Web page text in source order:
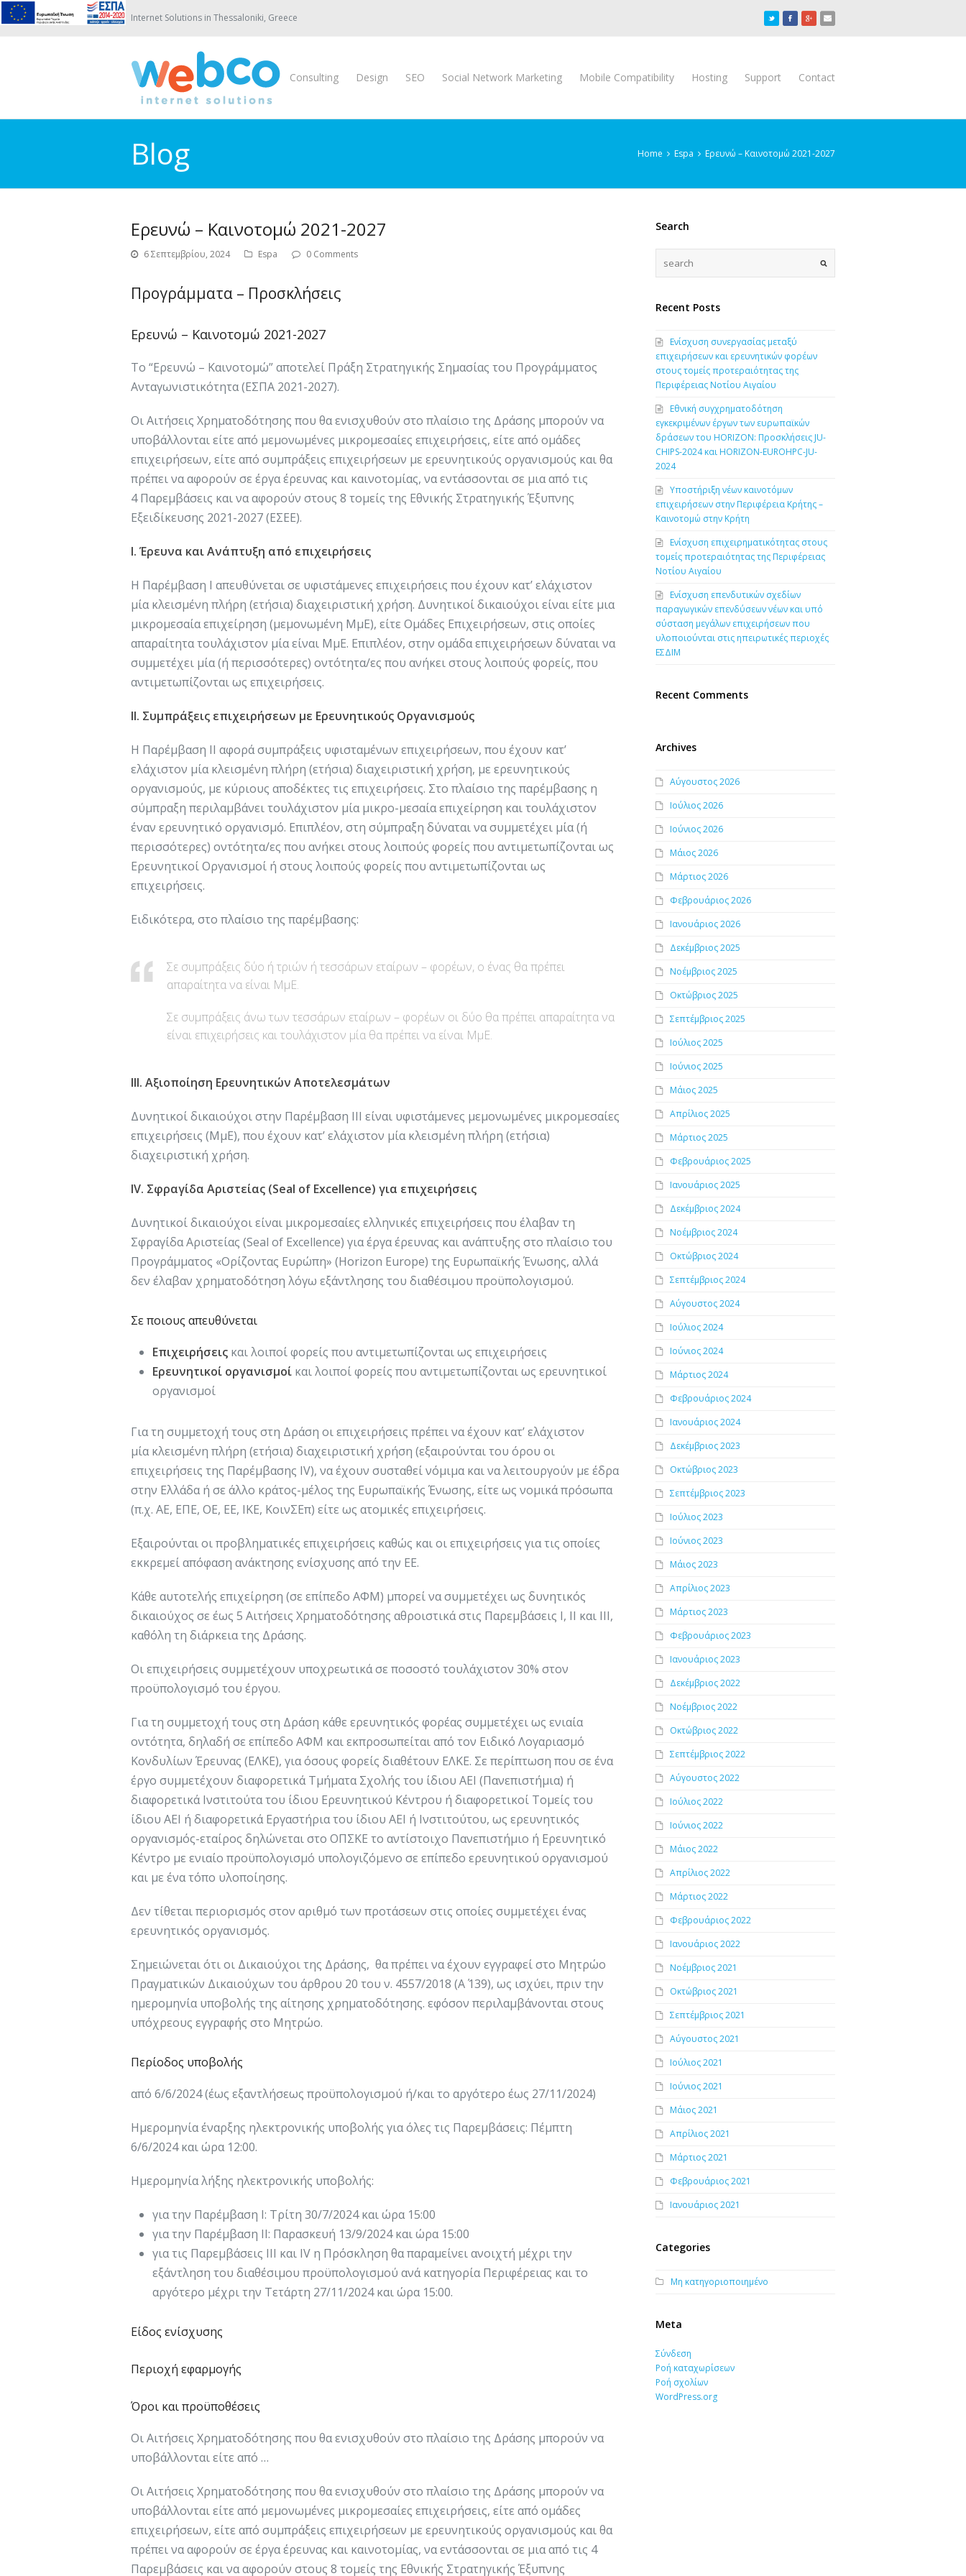
Internet Solutions in Thessaloniki, Greece
Consulting Design SEO Social Network Marketing Mobile Compatibility Hosting Support Contact
Blog Home Espa Ερευνώ – Καινοτομώ 2021-2027
Ερευνώ – Καινοτομώ 2021-2027
6 Σεπτεμβρίου, 2024 Espa 0 Comments
Προγράμματα – Προσκλήσεις
Ερευνώ – Καινοτομώ 2021-2027
Το “Ερευνώ – Καινοτομώ” αποτελεί Πράξη Στρατηγικής Σημασίας του Προγράμματος
Ανταγωνιστικότητα (ΕΣΠΑ 2021-2027).
Οι Αιτήσεις Χρηματοδότησης που θα ενισχυθούν στο πλαίσιο της Δράσης μπορούν να
υποβάλλονται είτε από μεμονωμένες μικρομεσαίες επιχειρήσεις, είτε από ομάδες
επιχειρήσεων, είτε από συμπράξεις επιχειρήσεων με ερευνητικούς οργανισμούς και θα
πρέπει να αφορούν σε έργα έρευνας και καινοτομίας, να εντάσσονται σε μια από τις
4 Παρεμβάσεις και να αφορούν στους 8 τομείς της Εθνικής Στρατηγικής Έξυπνης
Εξειδίκευσης 2021-2027 (ΕΣΕΕ).
I. Έρευνα και Ανάπτυξη από επιχειρήσεις
Η Παρέμβαση Ι απευθύνεται σε υφιστάμενες επιχειρήσεις που έχουν κατ’ ελάχιστον
μία κλεισμένη πλήρη (ετήσια) διαχειριστική χρήση. Δυνητικοί δικαιούχοι είναι είτε μια
μικρομεσαία επιχείρηση (μεμονωμένη ΜμΕ), είτε Ομάδες Επιχειρήσεων, στις οποίες
απαραίτητα τουλάχιστον μία είναι ΜμΕ. Επιπλέον, στην ομάδα επιχειρήσεων δύναται να
συμμετέχει μία (ή περισσότερες) οντότητα/ες που ανήκει στους λοιπούς φορείς, που
αντιμετωπίζονται ως επιχειρήσεις.
II. Συμπράξεις επιχειρήσεων με Ερευνητικούς Οργανισμούς
Η Παρέμβαση ΙΙ αφορά συμπράξεις υφισταμένων επιχειρήσεων, που έχουν κατ’
ελάχιστον μία κλεισμένη πλήρη (ετήσια) διαχειριστική χρήση, με ερευνητικούς
οργανισμούς, με κύριους αποδέκτες τις επιχειρήσεις. Στο πλαίσιο της παρέμβασης η
σύμπραξη περιλαμβάνει τουλάχιστον μία μικρο-μεσαία επιχείρηση και τουλάχιστον
έναν ερευνητικό οργανισμό. Επιπλέον, στη σύμπραξη δύναται να συμμετέχει μία (ή
περισσότερες) οντότητα/ες που ανήκει στους λοιπούς φορείς που αντιμετωπίζονται ως
Ερευνητικοί Οργανισμοί ή στους λοιπούς φορείς που αντιμετωπίζονται ως
επιχειρήσεις.
Ειδικότερα, στο πλαίσιο της παρέμβασης:
Σε συμπράξεις δύο ή τριών ή τεσσάρων εταίρων – φορέων, ο ένας θα πρέπει
απαραίτητα να είναι ΜμΕ.
Σε συμπράξεις άνω των τεσσάρων εταίρων – φορέων οι δύο θα πρέπει απαραίτητα να
είναι επιχειρήσεις και τουλάχιστον μία θα πρέπει να είναι ΜμΕ.
III. Αξιοποίηση Ερευνητικών Αποτελεσμάτων
Δυνητικοί δικαιούχοι στην Παρέμβαση ΙΙΙ είναι υφιστάμενες μεμονωμένες μικρομεσαίες
επιχειρήσεις (ΜμΕ), που έχουν κατ’ ελάχιστον μία κλεισμένη πλήρη (ετήσια)
διαχειριστική χρήση.
IV. Σφραγίδα Αριστείας (Seal of Excellence) για επιχειρήσεις
Δυνητικοί δικαιούχοι είναι μικρομεσαίες ελληνικές επιχειρήσεις που έλαβαν τη
Σφραγίδα Αριστείας (Seal of Excellence) για έργα έρευνας και ανάπτυξης στο πλαίσιο του
Προγράμματος «Ορίζοντας Ευρώπη» (Horizon Europe) της Ευρωπαϊκής Ένωσης, αλλά
δεν έλαβαν χρηματοδότηση λόγω εξάντλησης του διαθέσιμου προϋπολογισμού.
Σε ποιους απευθύνεται
Επιχειρήσεις και λοιποί φορείς που αντιμετωπίζονται ως επιχειρήσεις
Ερευνητικοί οργανισμοί και λοιποί φορείς που αντιμετωπίζονται ως ερευνητικοί
οργανισμοί
Για τη συμμετοχή τους στη Δράση οι επιχειρήσεις πρέπει να έχουν κατ’ ελάχιστον
μία κλεισμένη πλήρη (ετήσια) διαχειριστική χρήση (εξαιρούνται του όρου οι
επιχειρήσεις της Παρέμβασης ΙV), να έχουν συσταθεί νόμιμα και να λειτουργούν με έδρα
στην Ελλάδα ή σε άλλο κράτος-μέλος της Ευρωπαϊκής Ένωσης, είτε ως νομικά πρόσωπα
(π.χ. ΑΕ, ΕΠΕ, ΟΕ, ΕΕ, ΙΚΕ, ΚοινΣΕπ) είτε ως ατομικές επιχειρήσεις.
Εξαιρούνται οι προβληματικές επιχειρήσεις καθώς και οι επιχειρήσεις για τις οποίες
εκκρεμεί απόφαση ανάκτησης ενίσχυσης από την ΕΕ.
Κάθε αυτοτελής επιχείρηση (σε επίπε​​​​δο ΑΦΜ) μπορεί να συμμετέχει ως δυνητικός
δικαιούχος σε έως 5 Αιτήσεις Χρηματοδότησης αθροιστικά στις Παρεμβάσεις Ι, ΙΙ και ΙΙΙ,
καθόλη τη διάρκεια της Δράσης.
Οι επιχειρήσεις συμμετέχουν υποχρεωτικά σε ποσοστό τουλάχιστον 30% στον
προϋπολογισμό του έργου.
Για τη συμμετοχή τους στη Δράση κάθε ερευνητικός φορέας συμμετέχει ως ενιαία
οντότητα, δηλαδή σε επίπεδο ΑΦΜ και εκπροσωπείται από τον Ειδικό Λογαριασμό
Κονδυλίων Έρευνας (ΕΛΚΕ), για όσους φορείς διαθέτουν ΕΛΚΕ. Σε περίπτωση που σε ένα
έργο συμμετέχουν διαφορετικά Τμήματα Σχολής του ίδιου ΑΕΙ (Πανεπιστήμια) ή
διαφορετικά Ινστιτούτα του ίδιου Ερευνητικού Κέντρου ή διαφορετικοί Τομείς του
ίδιου ΑΕΙ ή διαφορετικά Εργαστήρια του ίδιου ΑΕΙ ή Ινστιτούτου, ως ερευνητικός
οργανισμός-εταίρος δηλώνεται στο ΟΠΣΚΕ το αντίστοιχο Πανεπιστήμιο ή Ερευνητικό
Κέντρο με ενιαίο προϋπολογισμό υπολογιζόμενο σε επίπεδο ερευνητικού οργανισμού
και με ένα τόπο υλοποίησης.
Δεν τίθεται περιορισμός στον αριθμό των προτάσεων στις οποίες συμμετέχει ένας
ερευνητικός οργανισμός.
Σημειώνεται ότι οι Δικαιούχοι της Δράσης, θα πρέπει να έχουν εγγραφεί στο Μητρώο
Πραγματικών Δικαιούχων του άρθρου 20 του ν. 4557/2018 (Α΄ 139), ως ισχύει, πριν την
ημερομηνία υποβολής της αίτησης χρηματοδότησης. εφόσον περιλαμβάνονται στους
υπόχρεους εγγραφής στο Μητρώο.
Περίοδος υποβολής
από 6/6/2024 (έως εξαντλήσεως προϋπολογισμού ή/και το αργότερο έως 27/11/2024)
Ημερομηνία έναρξης ηλεκτρονικής υποβολής για όλες τις Παρεμβάσεις: Πέμπτη
6/6/2024 και ώρα 12:00.
Ημερομηνία λήξης ηλεκτρονικής υποβολής:
για την Παρέμβαση Ι: Τρίτη 30/7/2024 και ώρα 15:00
για την Παρέμβαση ΙΙ: Παρασκευή 13/9/2024 και ώρα 15:00
για τις Παρεμβάσεις ΙΙΙ και IV η Πρόσκληση θα παραμείνει ανοιχτή μέχρι την
εξάντληση του διαθέσιμου προϋπολογισμού ανά κατηγορία Περιφέρειας και το
αργότερο μέχρι την Τετάρτη 27/11/2024 και ώρα 15:00​.
Είδος ενίσχυσης
Περιοχή εφαρμογής
Όροι και προϋποθέσεις
Οι Αιτήσεις Χρηματοδότησης που θα ενισχυθούν στο πλαίσιο της Δράσης μπορούν να
υποβάλλονται είτε από …
Οι Αιτήσεις Χρηματοδότησης που θα ενισχυθούν στο πλαίσιο της Δράσης μπορούν να
υποβάλλονται είτε από μεμονωμένες μικρομεσαίες επιχειρήσεις, είτε από ομάδες
επιχειρήσεων, είτε από συμπράξεις επιχειρήσεων με ερευνητικούς οργανισμούς και θα
πρέπει να αφορούν σε έργα έρευνας και καινοτομίας, να εντάσσονται σε μια από τις 4
Παρεμβάσεις και να αφορούν στους 8 τομείς της Εθνικής Στρατηγικής Έξυπνης
Search
Recent Posts
Ενίσχυση συνεργασίας μεταξύ
επιχειρήσεων και ερευνητικών φορέων
στους τομείς προτεραιότητας της
Περιφέρειας Νοτίου Αιγαίου
Εθνική συγχρηματοδότηση
εγκεκριμένων έργων των ευρωπαϊκών
δράσεων του HORIZON: Προσκλήσεις JU-
CHIPS-2024 και HORIZON-EUROHPC-JU-
2024
Υποστήριξη νέων καινοτόμων
επιχειρήσεων στην Περιφέρεια Κρήτης –
Καινοτομώ στην Κρήτη
Ενίσχυση επιχειρηματικότητας στους
τομείς προτεραιότητας της Περιφέρειας
Νοτίου Αιγαίου
Ενίσχυση επενδυτικών σχεδίων
παραγωγικών επενδύσεων νέων και υπό
σύσταση μεγάλων επιχειρήσεων που
υλοποιούνται στις ηπειρωτικές περιοχές
ΕΣΔΙΜ
Recent Comments
Archives
Αύγουστος 2026
Ιούλιος 2026
Ιούνιος 2026
Μάιος 2026
Μάρτιος 2026
Φεβρουάριος 2026
Ιανουάριος 2026
Δεκέμβριος 2025
Νοέμβριος 2025
Οκτώβριος 2025
Σεπτέμβριος 2025
Ιούλιος 2025
Ιούνιος 2025
Μάιος 2025
Απρίλιος 2025
Μάρτιος 2025
Φεβρουάριος 2025
Ιανουάριος 2025
Δεκέμβριος 2024
Νοέμβριος 2024
Οκτώβριος 2024
Σεπτέμβριος 2024
Αύγουστος 2024
Ιούλιος 2024
Ιούνιος 2024
Μάρτιος 2024
Φεβρουάριος 2024
Ιανουάριος 2024
Δεκέμβριος 2023
Οκτώβριος 2023
Σεπτέμβριος 2023
Ιούλιος 2023
Ιούνιος 2023
Μάιος 2023
Απρίλιος 2023
Μάρτιος 2023
Φεβρουάριος 2023
Ιανουάριος 2023
Δεκέμβριος 2022
Νοέμβριος 2022
Οκτώβριος 2022
Σεπτέμβριος 2022
Αύγουστος 2022
Ιούλιος 2022
Ιούνιος 2022
Μάιος 2022
Απρίλιος 2022
Μάρτιος 2022
Φεβρουάριος 2022
Ιανουάριος 2022
Νοέμβριος 2021
Οκτώβριος 2021
Σεπτέμβριος 2021
Αύγουστος 2021
Ιούλιος 2021
Ιούνιος 2021
Μάιος 2021
Απρίλιος 2021
Μάρτιος 2021
Φεβρουάριος 2021
Ιανουάριος 2021
Categories
Μη κατηγοριοποιημένο
Meta
Σύνδεση
Ροή καταχωρίσεων
Ροή σχολίων
WordPress.org